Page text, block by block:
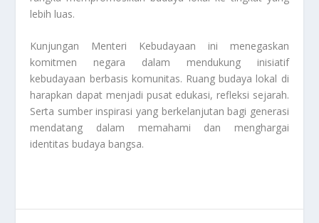
lebih luas.
Kunjungan Menteri Kebudayaan ini menegaskan
komitmen negara dalam mendukung inisiatif
kebudayaan berbasis komunitas. Ruang budaya lokal di
harapkan dapat menjadi pusat edukasi, refleksi sejarah.
Serta sumber inspirasi yang berkelanjutan bagi generasi
mendatang dalam memahami dan menghargai
identitas budaya bangsa.